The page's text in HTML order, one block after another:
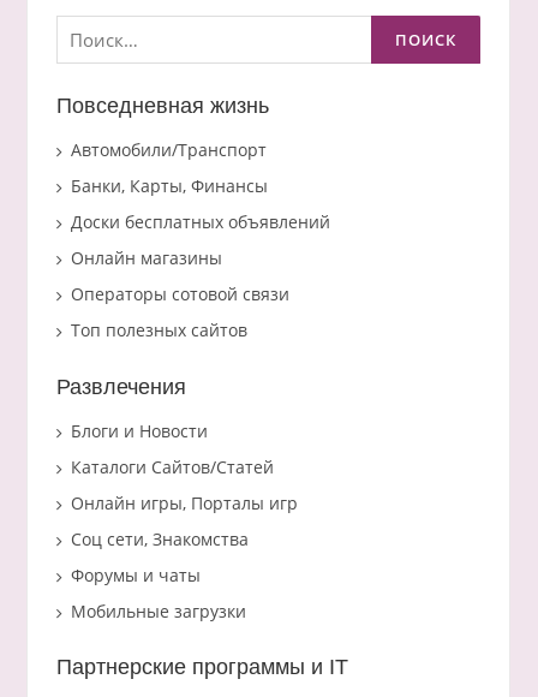
Найти:
Повседневная жизнь
Автомобили/Транспорт
Банки, Карты, Финансы
Доски бесплатных объявлений
Онлайн магазины
Операторы сотовой связи
Топ полезных сайтов
Развлечения
Блоги и Новости
Каталоги Сайтов/Статей
Онлайн игры, Порталы игр
Соц сети, Знакомства
Форумы и чаты
Мобильные загрузки
Партнерские программы и IT